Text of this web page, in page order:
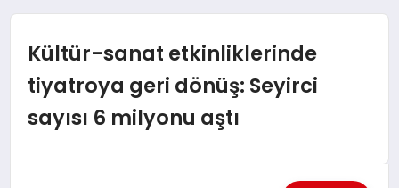
GÜNCEL
TEKNOLOJI
Kültür-sanat etkinliklerinde
tiyatroya geri dönüş: Seyirci
sayısı 6 milyonu aştı